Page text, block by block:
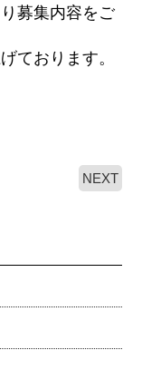
募集内容をご
ております。
NEXT